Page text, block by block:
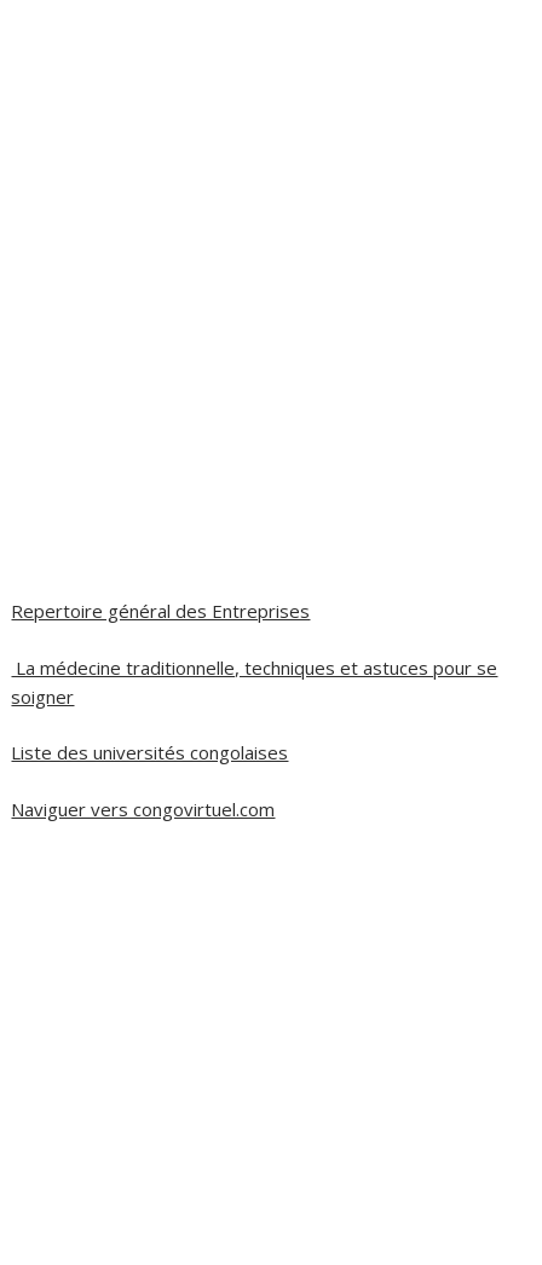
Repertoire général des Entreprises
La médecine traditionnelle, techniques et astuces pour se
soigner
Liste des universités congolaises
Naviguer vers congovirtuel.com